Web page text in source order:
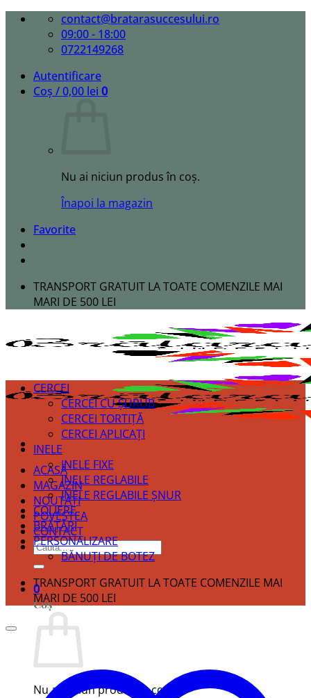
Skip
contact@bratarasuccesului.ro
09:00 - 18:00
0722149268
Autentificare
Coș /0,00 lei 0
Nu ai niciun produs în coș.
Înapoi la magazin
Favorite
TRANSPORT GRATUIT LA TOATE COMENZILE MAI
MARI DE 500 LEI
ACASĂ
MAGAZIN
NOUTĂȚI
POVESTEA
CONTACT
Caută
după:
0
Coș
Nu ai niciun produs în coș.
CERCEI
CERCEI CU ȘURUB
CERCEI TORTIȚĂ
CERCEI APLICAȚI
INELE
INELE FIXE
INELE REGLABILE
INELE REGLABILE ȘNUR
COLIERE
BRĂȚĂRI
PERSONALIZARE
BĂNUȚI DE BOTEZ
TRANSPORT GRATUIT LA TOATE COMENZILE MAI
MARI DE 500 LEI